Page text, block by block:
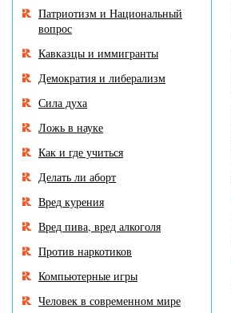
Патриотизм и Национальный
вопрос
Кавказцы и иммигранты
Демократия и либерализм
Сила духа
Ложь в науке
Как и где учиться
Делать ли аборт
Вред курения
Вред пива, вред алкоголя
Против наркотиков
Компьютерные игры
Человек в современном мире